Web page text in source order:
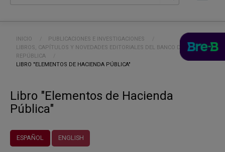
Ruta de navegación
INICIO
PUBLICACIONES E INVESTIGACIONES
LIBROS, CAPÍTULOS Y NOVEDADES EDITORIALES DEL BANCO DE LA
REPÚBLICA
CURRENT:
LIBRO "ELEMENTOS DE HACIENDA PÚBLICA"
Libro "Elementos de Hacienda
Pública"
ESPAÑOL ENGLISH